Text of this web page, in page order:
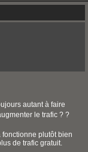
autant à faire
le trafic ? ?
fonctionne plutôt bien
de trafic gratuit.